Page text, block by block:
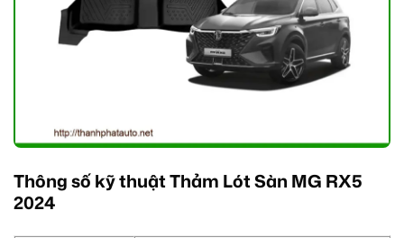
Thông số kỹ thuật Thảm Lót Sàn MG RX5
2024